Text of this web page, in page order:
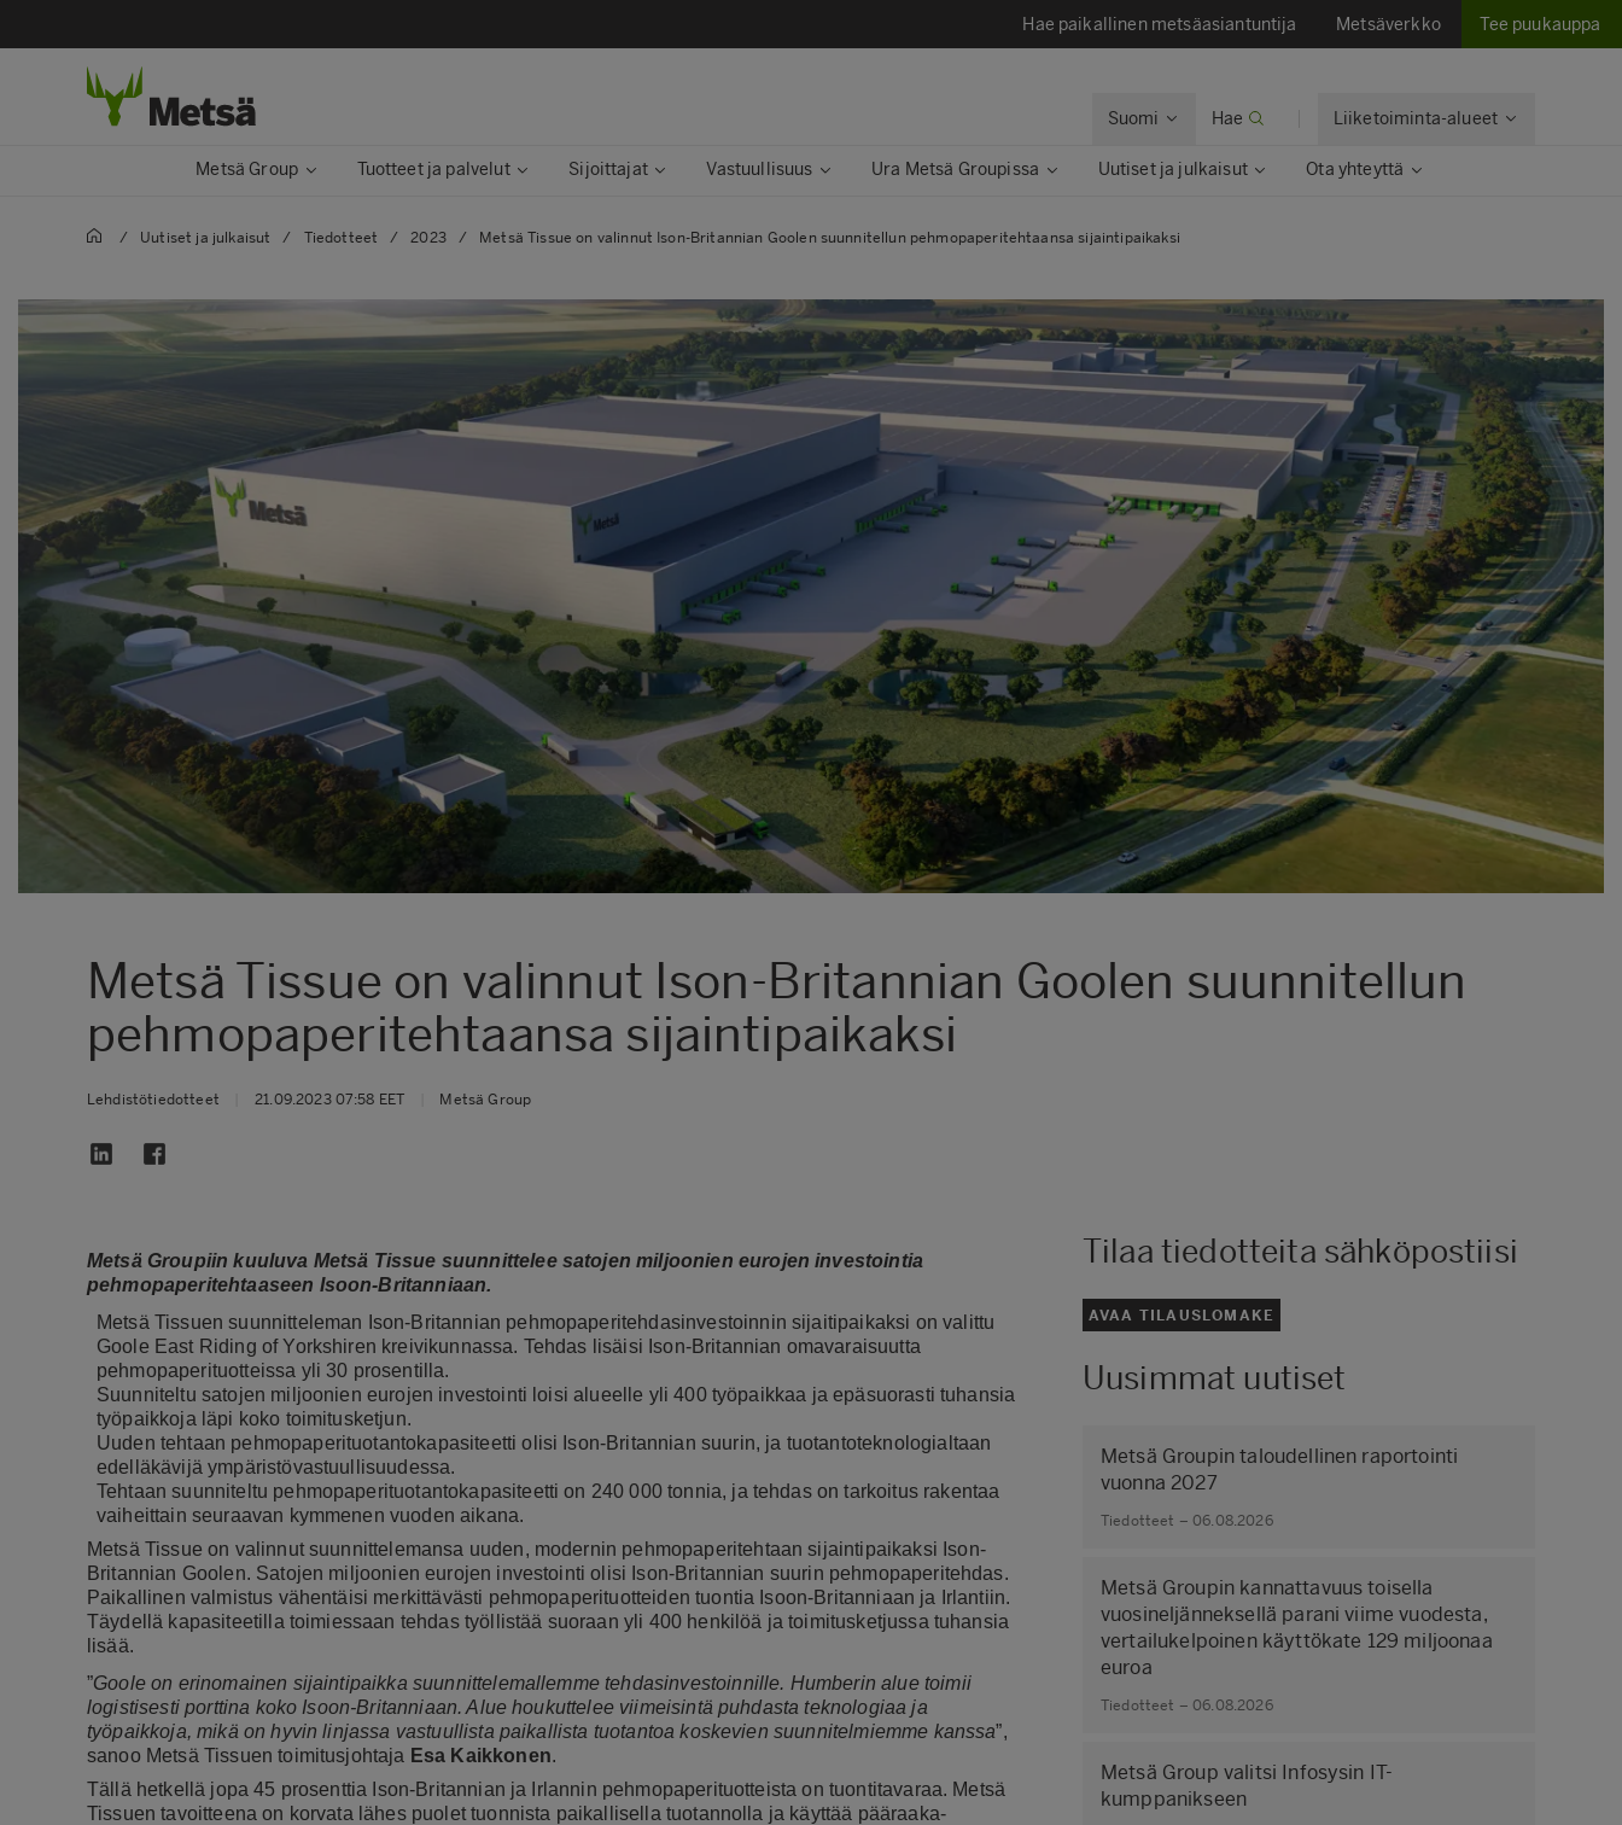
Hae paikallinen metsäasiantuntija Metsäverkko Tee puukauppa
Suomi Hae Liiketoiminta-alueet
Metsä Group Tuotteet ja palvelut Sijoittajat Vastuullisuus Ura Metsä Groupissa Uutiset ja julkaisut Ota yhteyttä
/ Uutiset ja julkaisut / Tiedotteet / 2023 / Metsä Tissue on valinnut Ison-Britannian Goolen suunnitellun pehmopaperitehtaansa sijaintipaikaksi
Metsä Tissue on valinnut Ison-Britannian Goolen suunnitellun
pehmopaperitehtaansa sijaintipaikaksi
Lehdistötiedotteet 21.09.2023 07:58 EET Metsä Group
Metsä Groupiin kuuluva Metsä Tissue suunnittelee satojen miljoonien eurojen investointia
pehmopaperitehtaaseen Isoon-Britanniaan.
Metsä Tissuen suunnitteleman Ison-Britannian pehmopaperitehdasinvestoinnin sijaitipaikaksi on valittu
Goole East Riding of Yorkshiren kreivikunnassa. Tehdas lisäisi Ison-Britannian omavaraisuutta
pehmopaperituotteissa yli 30 prosentilla.
Suunniteltu satojen miljoonien eurojen investointi loisi alueelle yli 400 työpaikkaa ja epäsuorasti tuhansia
työpaikkoja läpi koko toimitusketjun.
Uuden tehtaan pehmopaperituotantokapasiteetti olisi Ison-Britannian suurin, ja tuotantoteknologialtaan
edelläkävijä ympäristövastuullisuudessa.
Tehtaan suunniteltu pehmopaperituotantokapasiteetti on 240 000 tonnia, ja tehdas on tarkoitus rakentaa
vaiheittain seuraavan kymmenen vuoden aikana.
Metsä Tissue on valinnut suunnittelemansa uuden, modernin pehmopaperitehtaan sijaintipaikaksi Ison-
Britannian Goolen. Satojen miljoonien eurojen investointi olisi Ison-Britannian suurin pehmopaperitehdas.
Paikallinen valmistus vähentäisi merkittävästi pehmopaperituotteiden tuontia Isoon-Britanniaan ja Irlantiin.
Täydellä kapasiteetilla toimiessaan tehdas työllistää suoraan yli 400 henkilöä ja toimitusketjussa tuhansia
lisää.
”Goole on erinomainen sijaintipaikka suunnittelemallemme tehdasinvestoinnille. Humberin alue toimii
logistisesti porttina koko Isoon-Britanniaan. Alue houkuttelee viimeisintä puhdasta teknologiaa ja
työpaikkoja, mikä on hyvin linjassa vastuullista paikallista tuotantoa koskevien suunnitelmiemme kanssa”,
sanoo Metsä Tissuen toimitusjohtaja Esa Kaikkonen.
Tällä hetkellä jopa 45 prosenttia Ison-Britannian ja Irlannin pehmopaperituotteista on tuontitavaraa. Metsä
Tissuen tavoitteena on korvata lähes puolet tuonnista paikallisella tuotannolla ja käyttää pääraaka-
Tilaa tiedotteita sähköpostiisi
AVAA TILAUSLOMAKE
Uusimmat uutiset
Metsä Groupin taloudellinen raportointi
vuonna 2027
Tiedotteet – 06.08.2026
Metsä Groupin kannattavuus toisella
vuosineljänneksellä parani viime vuodesta,
vertailukelpoinen käyttökate 129 miljoonaa
euroa
Tiedotteet – 06.08.2026
Metsä Group valitsi Infosysin IT-
kumppanikseen